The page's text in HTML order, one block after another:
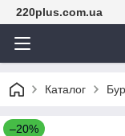
220plus.com.ua
Каталог
–20%